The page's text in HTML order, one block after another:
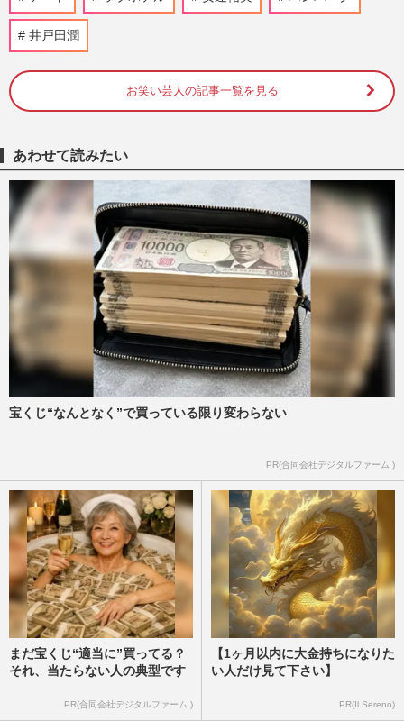
と合流」不満を言ったら即交際終了の“俺
愛子さま、母校・学習院の学園祭で男女グ
ループでお忍び訪問!「見てるこっちがキ
週刊女性2025年11月25日号
【独自】M-1決勝進出コンビ『キュウ』
の“星野源似”ぴろ、2回戦前日デートを目
撃！所属事務所タイタン「交…
週刊女性PRIME
杉本彩「オスとして認められない」デート
の“割り勘NG”主張に「時代錯誤すぎ」バ
ブル世代と異なる反応
週刊女性PRIME 2025/10/4
【穴場夜景スポット8選】「心身に癒しを
井戸田潤
お笑い芸人の記事一覧を見る
あわせて読みたい
宝くじ“なんとなく”で買っている限り変わらない
PR(合同会社デジタルファーム )
まだ宝くじ“適当に”買ってる？
それ、当たらない人の典型です
PR(合同会社デジタルファーム )
【1ヶ月以内に大金持ちになりた
い人だけ見て下さい】
PR(Il Sereno)